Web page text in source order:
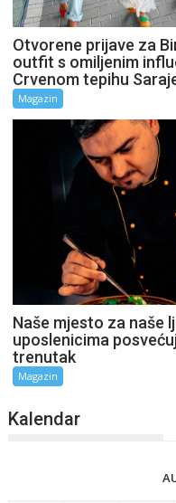
Otvorene prijave za
outfit s omiljenim
Crvenom tepihu
Magazin
Naše mjesto za naše
uposlenicima
trenutak
Magazin
Kalendar